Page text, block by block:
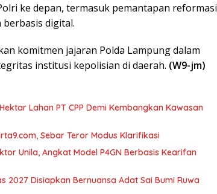
ke depan, termasuk pemantapan reformasi
digital.
komitmen jajaran Polda Lampung dalam
institusi kepolisian di daerah. (W9-jm)
Lahan PT CPP Demi Kembangkan Kawasan
Sebar Teror Modus Klarifikasi
Unila, Angkat Model P4GN Berbasis Kearifan
2027 Disiapkan Bernuansa Adat Sai Bumi Ruwa